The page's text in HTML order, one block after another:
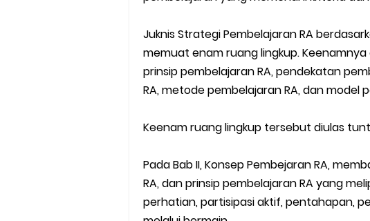
Juknis Strategi Pembelajaran RA
memuat enam ruang lingkup.
prinsip pembelajaran RA, pendekatan
RA, metode pembelajaran RA, dan model
Keenam ruang lingkup tersebut diulas
Pada Bab II, Konsep Pembejaran RA,
RA, dan prinsip pembelajaran RA yang
perhatian, partisipasi aktif, pentahapan,